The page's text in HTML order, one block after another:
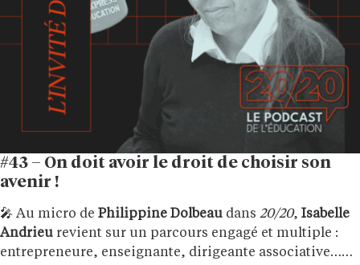
#43 – On doit avoir le droit de choisir son
avenir !
🎤 Au micro de Philippine Dolbeau dans 20/20, Isabelle
Andrieu revient sur un parcours engagé et multiple :
entrepreneure, enseignante, dirigeante associative…